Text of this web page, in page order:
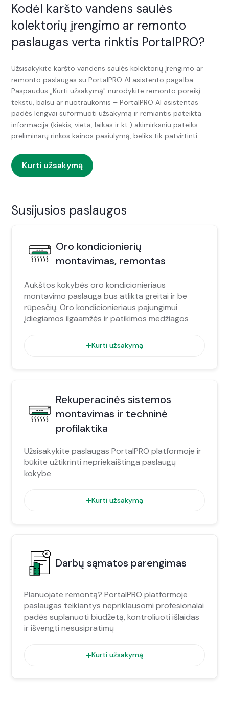
Kodėl karšto vandens saulės
kolektorių įrengimo ar remonto
paslaugas verta rinktis PortalPRO?
Užsisakykite karšto vandens saulės kolektorių įrengimo ar
remonto paslaugas su PortalPRO AI asistento pagalba.
Paspaudus „Kurti užsakymą" nurodykite remonto poreikį
tekstu, balsu ar nuotraukomis – PortalPRO AI asistentas
padės lengvai suformuoti užsakymą ir remiantis pateikta
informacija (kiekis, vieta, laikas ir kt.) akimirksniu pateiks
preliminarų rinkos kainos pasiūlymą, beliks tik patvirtinti
Kurti užsakymą
Susijusios paslaugos
Oro kondicionierių
montavimas, remontas
Aukštos kokybės oro kondicionieriaus
montavimo paslauga bus atlikta greitai ir be
rūpesčių. Oro kondicionieriaus pajungimui
įdiegiamos ilgaamžės ir patikimos medžiagos
Kurti užsakymą
Rekuperacinės sistemos
montavimas ir techninė
profilaktika
Užsisakykite paslaugas PortalPRO platformoje ir
būkite užtikrinti nepriekaištinga paslaugų
kokybe
Kurti užsakymą
Darbų sąmatos parengimas
Planuojate remontą? PortalPRO platformoje
paslaugas teikiantys nepriklausomi profesionalai
padės suplanuoti biudžetą, kontroliuoti išlaidas
ir išvengti nesusipratimų
Kurti užsakymą